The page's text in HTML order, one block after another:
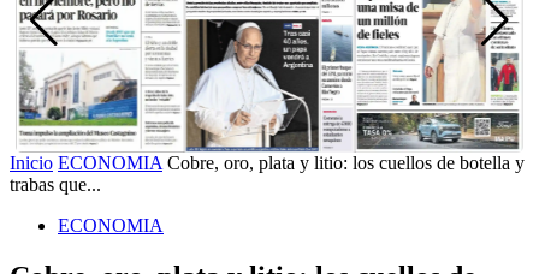
Inicio ECONOMIA Cobre, oro, plata y litio: los cuellos de botella y
trabas que...
ECONOMIA